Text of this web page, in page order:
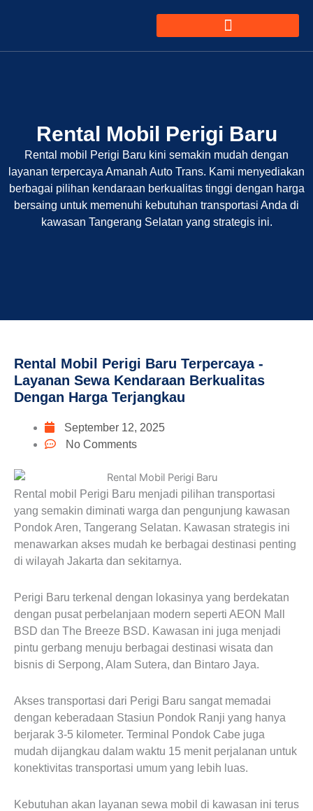
Rental Mobil Perigi Baru
Rental mobil Perigi Baru kini semakin mudah dengan
layanan terpercaya Amanah Auto Trans. Kami menyediakan
berbagai pilihan kendaraan berkualitas tinggi dengan harga
bersaing untuk memenuhi kebutuhan transportasi Anda di
kawasan Tangerang Selatan yang strategis ini.
Rental Mobil Perigi Baru Terpercaya -
Layanan Sewa Kendaraan Berkualitas
Dengan Harga Terjangkau
September 12, 2025
No Comments
Rental mobil Perigi Baru menjadi pilihan transportasi
yang semakin diminati warga dan pengunjung kawasan
Pondok Aren, Tangerang Selatan. Kawasan strategis ini
menawarkan akses mudah ke berbagai destinasi penting
di wilayah Jakarta dan sekitarnya.
Perigi Baru terkenal dengan lokasinya yang berdekatan
dengan pusat perbelanjaan modern seperti AEON Mall
BSD dan The Breeze BSD. Kawasan ini juga menjadi
pintu gerbang menuju berbagai destinasi wisata dan
bisnis di Serpong, Alam Sutera, dan Bintaro Jaya.
Akses transportasi dari Perigi Baru sangat memadai
dengan keberadaan Stasiun Pondok Ranji yang hanya
berjarak 3-5 kilometer. Terminal Pondok Cabe juga
mudah dijangkau dalam waktu 15 menit perjalanan untuk
konektivitas transportasi umum yang lebih luas.
Kebutuhan akan layanan sewa mobil di kawasan ini terus